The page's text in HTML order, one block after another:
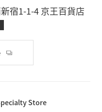
宿1-1-4 京王百貨店
Store